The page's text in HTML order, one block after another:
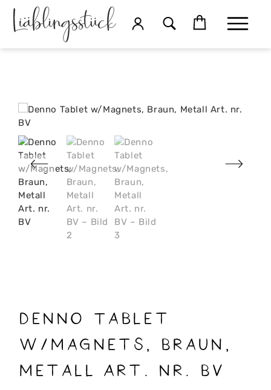
Denno Tablet
w/Magnets, Braun,
Metall Art. nr. BV